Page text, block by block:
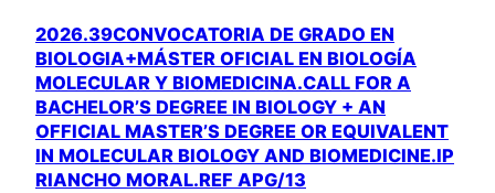
2026.39CONVOCATORIA DE GRADO EN
BIOLOGIA+MÁSTER OFICIAL EN BIOLOGÍA
MOLECULAR Y BIOMEDICINA.CALL FOR A
BACHELOR’S DEGREE IN BIOLOGY + AN
OFFICIAL MASTER’S DEGREE OR EQUIVALENT
IN MOLECULAR BIOLOGY AND BIOMEDICINE.IP
RIANCHO MORAL.REF APG/13